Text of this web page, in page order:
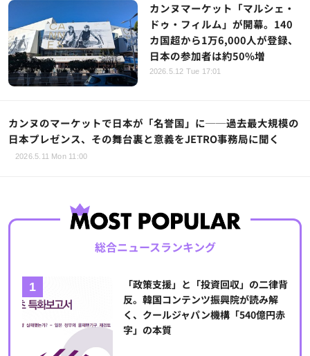
カンヌマーケット「マルシェ・
ドゥ・フィルム」が開幕。140
カ国超から1万6,000人が登録、
日本の参加者は約50%増
2026.5.12 Tue 17:01
カンヌのマーケットで日本が「名誉国」に──過去最大規模の
日本プレゼンス、その舞台裏と意義をJETRO事務局に聞く
2026.5.11 Mon 11:00
総合ニュースランキング
「政策支援」と「投資回収」の二律背
反。韓国コンテンツ振興院が読み解
く、クールジャパン機構「540億円赤
字」の本質